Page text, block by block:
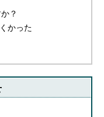
？
かった